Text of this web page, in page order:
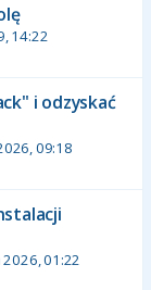
14:22
i odzyskać
09:18
2026, 01:22